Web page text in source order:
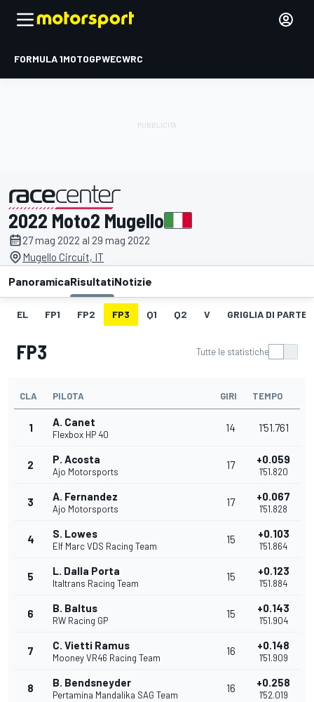
FORMULA 1MOTOGPWECWRC
presentato da
2022 Moto2 Mugello
27 mag 2022 al 29 mag 2022
Mugello Circuit, IT
PanoramicaRisultatiNotizie
EL FP1 FP2 FP3 Q1 Q2 V GRIGLIA DI
FP3 Tutte le statistiche
CLA PILOTA GIRI TEMPO
1 A. Canet
Flexbox HP 40
14 1'51.761
2 P. Acosta
Ajo Motorsports
17 +0.059
1'51.820
3 A. Fernandez
Ajo Motorsports
17 +0.067
1'51.828
4 S. Lowes
Elf Marc VDS Racing Team
15 +0.103
1'51.864
5 L. Dalla Porta
Italtrans Racing Team
15 +0.123
1'51.884
6 B. Baltus
RW Racing GP
15 +0.143
1'51.904
7 C. Vietti Ramus
Mooney VR46 Racing Team
16 +0.148
1'51.909
8 B. Bendsneyder
Pertamina Mandalika SAG Team
16 +0.258
1'52.019